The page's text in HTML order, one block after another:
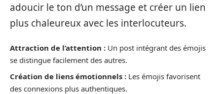
adoucir le ton d’un message et créer un lien
plus chaleureux avec les interlocuteurs.
Attraction de l’attention : Un post intégrant des émojis
se distingue facilement des autres.
Création de liens émotionnels : Les émojis favorisent
des connexions plus authentiques.